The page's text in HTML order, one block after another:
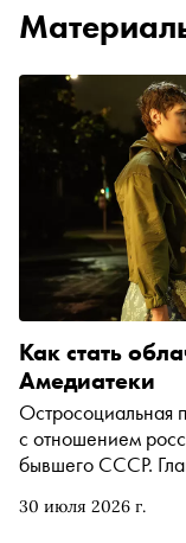
30 июля 2026 г.
Как стать
Амедиатеки
Остросоциальная
с отношением
бывшего СССР.
«Досмотреть до